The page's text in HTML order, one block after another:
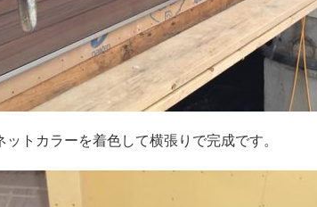
ットカラーを着色して横張りで完成です。